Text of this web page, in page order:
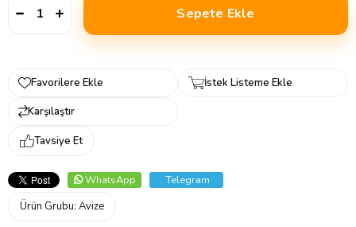
Favorilere Ekle
İstek Listeme Ekle
Karşılaştır
Tavsiye Et
WhatsApp
Telegram
Ürün Grubu: Avize